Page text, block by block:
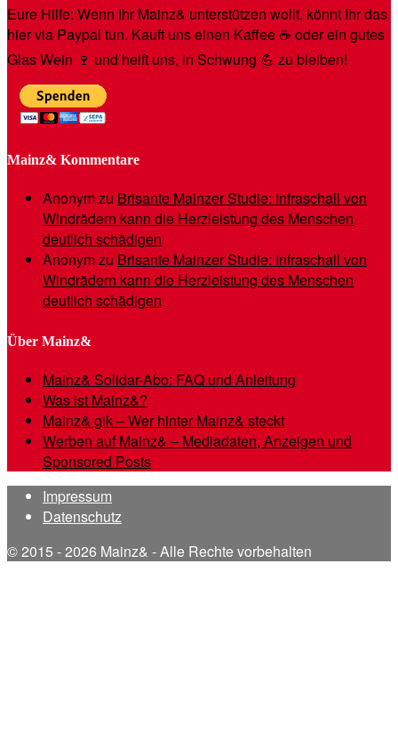
Eure Hilfe: Wenn Ihr Mainz& unterstützen wollt, könnt Ihr das
hier via Paypal tun. Kauft uns einen Kaffee ☕️ oder ein gutes
Glas Wein 🍷 und helft uns, in Schwung 💪 zu bleiben!
Mainz& Kommentare
Anonymzu Brisante Mainzer Studie: Infraschall von
Windrädern kann die Herzleistung des Menschen
deutlich schädigen
Anonymzu Brisante Mainzer Studie: Infraschall von
Windrädern kann die Herzleistung des Menschen
deutlich schädigen
Über Mainz&
Mainz& Solidar-Abo: FAQ und Anleitung
Was ist Mainz&?
Mainz& gik – Wer hinter Mainz& steckt
Werben auf Mainz& – Mediadaten, Anzeigen und
Sponsored Posts
Impressum
Datenschutz
© 2015 - 2026 Mainz& - Alle Rechte vorbehalten